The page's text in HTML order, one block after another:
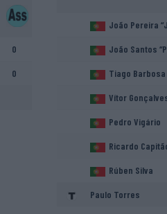
0
0
João Pereira
João Santos
Tiago Barbosa
Vítor
Pedro Vigário
Ricardo
Rúben Silva
Paulo Torres